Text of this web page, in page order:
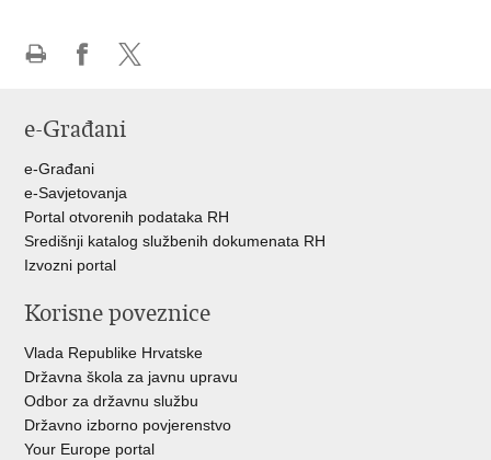
FacebookuTwitteru
e-Građani
e-Građani
e-Savjetovanja
Portal otvorenih podataka RH
Središnji katalog službenih dokumenata RH
Izvozni portal
Korisne poveznice
Vlada Republike Hrvatske
Državna škola za javnu upravu
Odbor za državnu službu
Državno izborno povjerenstvo
Your Europe portal